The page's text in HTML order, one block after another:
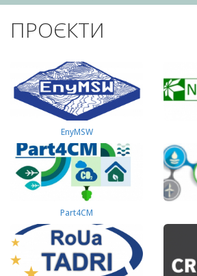
ПРОЄКТИ
EnyMSW
Part4СМ